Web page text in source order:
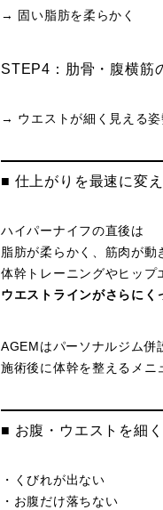
→ 固い脂肪を柔らかく
STEP4：肋骨・腹横筋
→ ウエストが細く見える姿
■ 仕上がりを最速に変
ハイパーナイフの直後は
脂肪が柔らかく、筋肉が動
体幹トレーニングやヒップ
ウエストラインがさらにく
AGEMはパーソナルジム併
施術後に体幹を整えるメニ
■ お腹・ウエストを細
・くびれが出ない
・お腹だけ落ちない